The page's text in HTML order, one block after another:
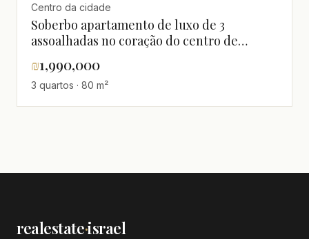
Centro da cidade
Soberbo apartamento de luxo de 3
assoalhadas no coração do centro de
₪1,990,000
3 quartos · 80 m²
realestate·israel